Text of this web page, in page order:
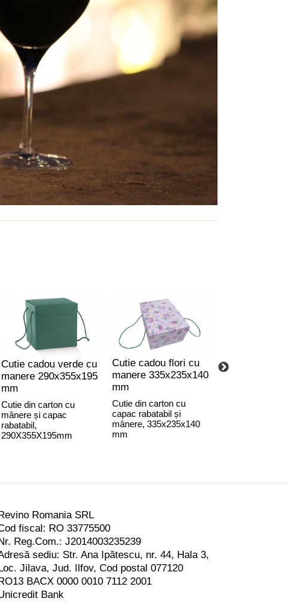
Cutie cadou verde cu
manere 290x355x195
mm
Cutie din carton cu
mânere și capac
rabatabil,
290X355X195mm
Cutie cadou flori cu
manere 335x235x140
mm
Cutie din carton cu
capac rabatabil și
mânere, 335x235x140
mm
Cutie cadou
verde 2
Revino Romania SRL
fiscal: RO 33775500
Reg.Com.: J2014003235239
sediu: Str. Ana Ipătescu, nr. 44, Hala 3,
Loc. Jilava, Jud. Ilfov, Cod postal 077120
RO13 BACX 0000 0010 7112 2001
Bank